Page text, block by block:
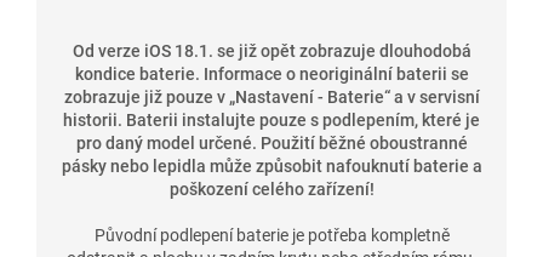
Od verze iOS 18.1. se již opět zobrazuje dlouhodobá
kondice baterie. Informace o neoriginální baterii se
zobrazuje již pouze v „Nastavení - Baterie“a v servisní
historii. Baterii instalujte pouze s podlepením, které je
pro daný model určené. Použití běžné oboustranné
pásky nebo lepidla může způsobit nafouknutí baterie a
poškození celého zařízení!
Původní podlepení baterie je potřeba kompletně